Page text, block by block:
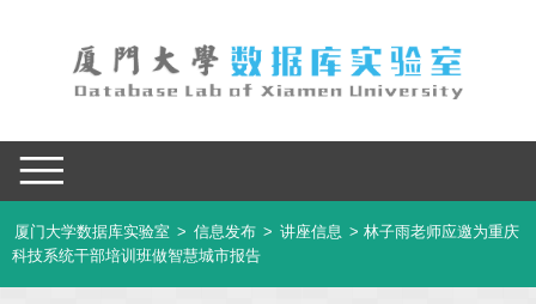
厦门大学数据库实验室 > 信息发布 > 讲座信息 > 林子雨老师应邀为重庆
科技系统干部培训班做智慧城市报告